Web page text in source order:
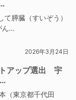
膵臓（すいぞう）
ん…
2026年3月24日
アップ選出 宇
（東京都千代田